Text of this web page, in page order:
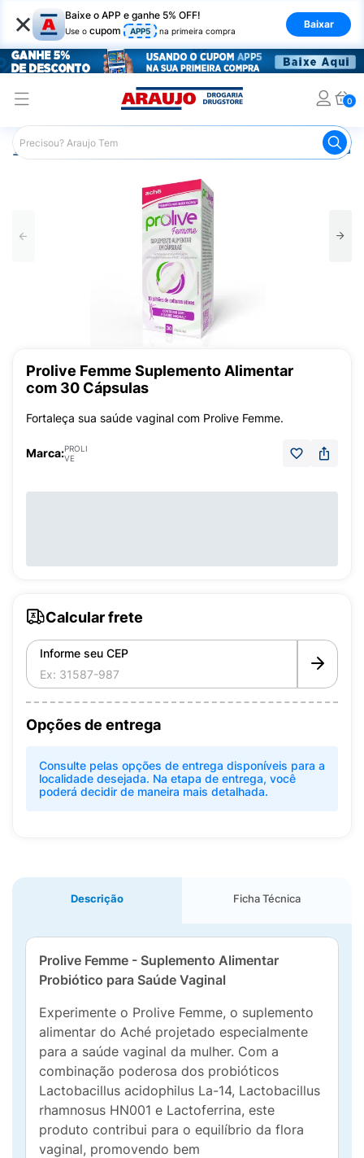
× Baixe o APP e ganhe 5% OFF!
Use o cupom APP5 na primeira compra
Baixar
0
Araujo Medicamentos Remédio para o Estômago e
Prolive Femme Suplemento Alimentar
com 30 Cápsulas
Fortaleça sua saúde vaginal com Prolive Femme.
Marca:PROLI
VE
Calcular frete
Informe seu CEP
Opções de entrega
Consulte pelas opções de entrega disponíveis para a
localidade desejada. Na etapa de entrega, você
poderá decidir de maneira mais detalhada.
Descrição Ficha Técnica
Prolive Femme - Suplemento Alimentar
Probiótico para Saúde Vaginal
Experimente o Prolive Femme, o suplemento
alimentar do Aché projetado especialmente
para a saúde vaginal da mulher. Com a
combinação poderosa dos probióticos
Lactobacillus acidophilus La-14, Lactobacillus
rhamnosus HN001 e Lactoferrina, este
produto contribui para o equilíbrio da flora
vaginal, promovendo bem